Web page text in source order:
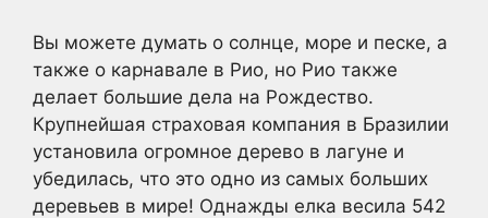
Вы можете думать о солнце, море и песке, а
также о карнавале в Рио, но Рио также
делает большие дела на Рождество.
Крупнейшая страховая компания в Бразилии
установила огромное дерево в лагуне и
убедилась, что это одно из самых больших
деревьев в мире! Однажды елка весила 542